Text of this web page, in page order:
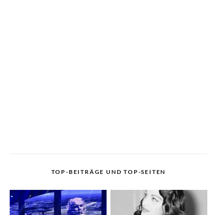
TOP-BEITRÄGE UND TOP-SEITEN